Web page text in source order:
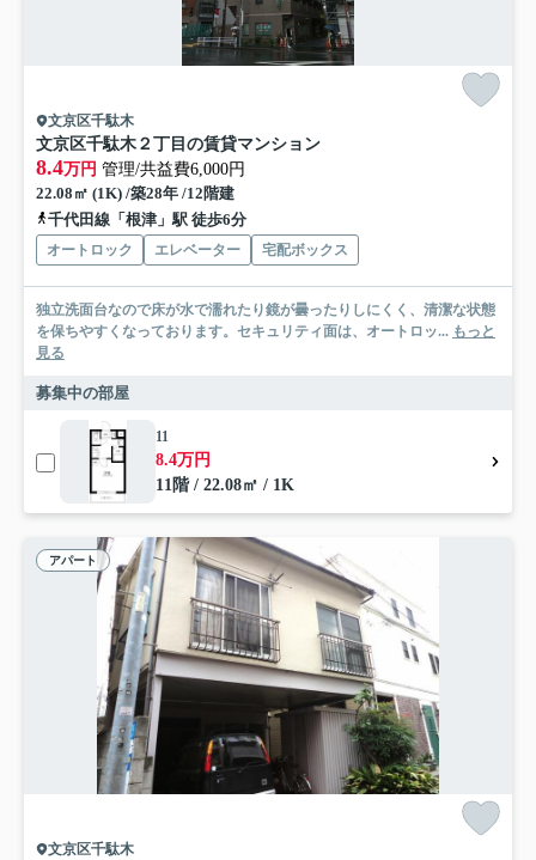
文京区千駄木
文京区千駄木２丁目の賃貸マンション
8.4万円 管理/共益費6,000円
22.08㎡ (1K) /築28年 /12階建
千代田線「根津」駅 徒歩6分
オートロック エレベーター 宅配ボックス
独立洗面台なので床が水で濡れたり鏡が曇ったりしにくく、清潔な状態
を保ちやすくなっております。セキュリティ面は、オートロッ... もっと
見る
募集中の部屋
11
8.4万円
11階 / 22.08㎡ / 1K
アパート
文京区千駄木